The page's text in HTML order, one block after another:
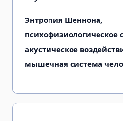
Энтропия Шеннона,
психофизиологическое
акустическое
мышечная система